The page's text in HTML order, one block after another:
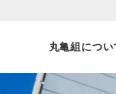
丸亀組につい